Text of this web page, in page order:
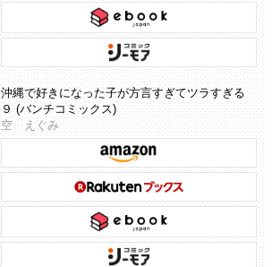
沖縄で好きになった子が方言すぎてツラすぎる
９ (バンチコミックス)
空 えぐみ